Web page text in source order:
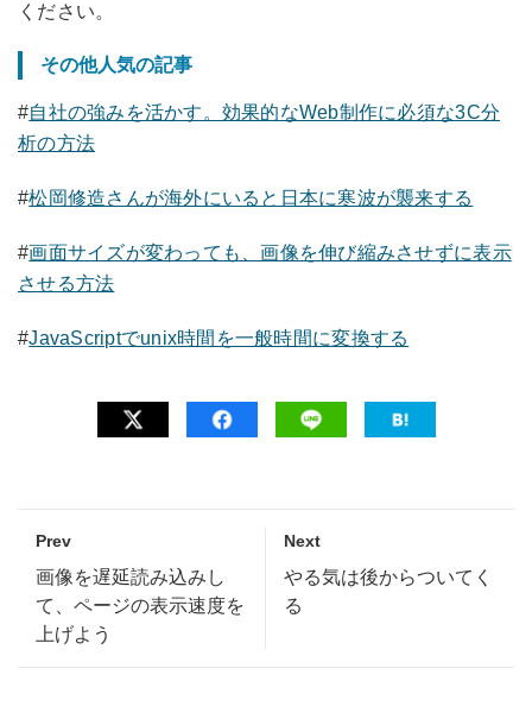
ください。
その他人気の記事
#自社の強みを活かす。効果的なWeb制作に必須な3C分
析の方法
#松岡修造さんが海外にいると日本に寒波が襲来する
#画面サイズが変わっても、画像を伸び縮みさせずに表示
させる方法
#JavaScriptでunix時間を一般時間に変換する
Prev
画像を遅延読み込みし
て、ページの表示速度を
上げよう
Next
やる気は後からついてく
る